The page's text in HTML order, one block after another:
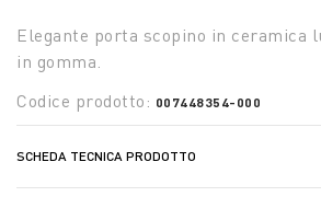
Elegante porta scopino in ceramica
in gomma.
Codice prodotto: 007448354-000
SCHEDA TECNICA PRODOTTO